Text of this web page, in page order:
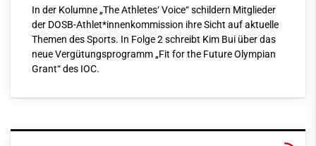
In der Kolumne „The Athletes‘ Voice“ schildern Mitglieder
der DOSB-Athlet*innenkommission ihre Sicht auf aktuelle
Themen des Sports. In Folge 2 schreibt Kim Bui über das
neue Vergütungsprogramm „Fit for the Future Olympian
Grant“ des IOC.